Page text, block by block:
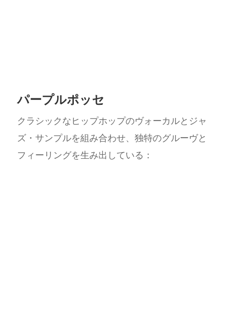
パープルポッセ
クラシックなヒップホップのヴォーカルとジャ
ズ・サンプルを組み合わせ、独特のグルーヴと
フィーリングを生み出している：